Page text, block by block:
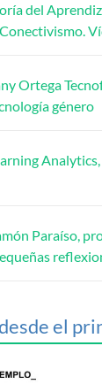
del
Ortega
género
Paraíso,
el